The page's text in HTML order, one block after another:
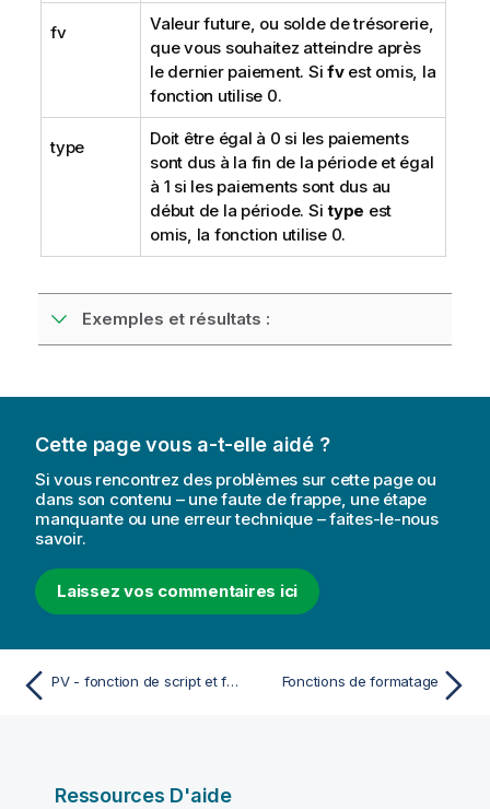
fv
Valeur future, ou solde de trésorerie,
que vous souhaitez atteindre après
le dernier paiement. Si fvest omis, la
fonction utilise 0.
type
Doit être égal à 0 si les paiements
sont dus à la fin de la période et égal
à 1 si les paiements sont dus au
début de la période. Si type est
omis, la fonction utilise 0.
Exemples et résultats :
Cette page vous a-t-elle aidé ?
Si vous rencontrez des problèmes sur cette page ou
dans son contenu – une faute de frappe, une étape
manquante ou une erreur technique – faites-le-nous
savoir.
Laissez vos commentaires ici
PV - fonction de script et fonction de graphique Fonctions de formatage
Ressources D'aide